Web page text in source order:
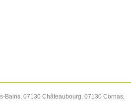
Bains, 07130 Châteaubourg, 07130 Cornas,